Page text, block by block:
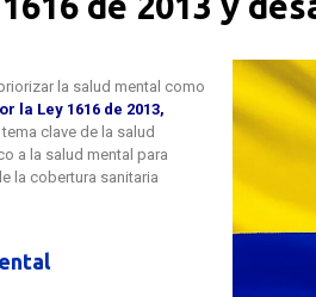
la salud mental como
la Ley 1616 de 2013,
clave de la salud
a la salud mental para
la cobertura sanitaria